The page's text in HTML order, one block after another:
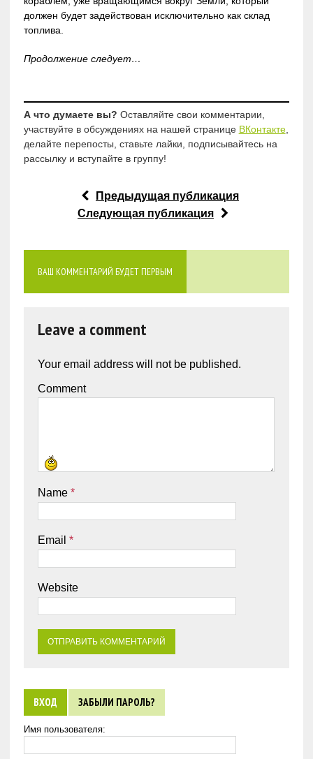
должен будет задействован исключительно как склад
топлива.
Продолжение следует…
А что думаете вы? Оставляйте свои комментарии,
участвуйте в обсуждениях на нашей странице ВКонтакте,
делайте перепосты, ставьте лайки, подписывайтесь на
рассылку и вступайте в группу!
Предыдущая публикация
Следующая публикация
ВАШ КОММЕНТАРИЙ БУДЕТ ПЕРВЫМ
Leave a comment
Your email address will not be published.
Comment
Name *
Email *
Website
ВХОД ЗАБЫЛИ ПАРОЛЬ?
Имя пользователя: